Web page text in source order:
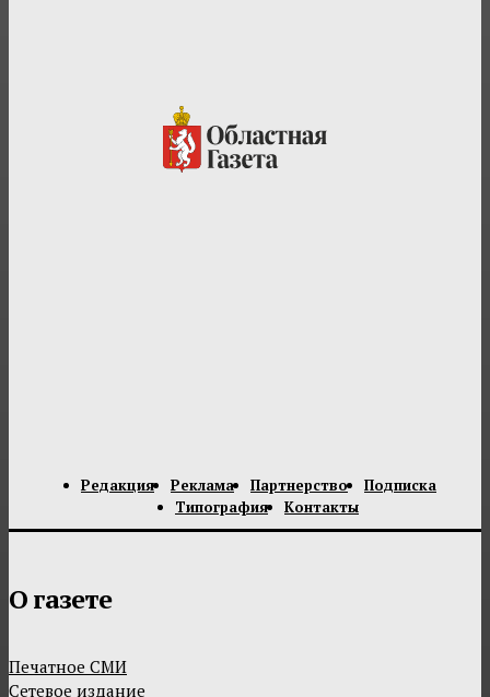
Редакция Реклама Партнерство
Подписка
Типография
Контакты
О газете
Печатное СМИ
Сетевое издание